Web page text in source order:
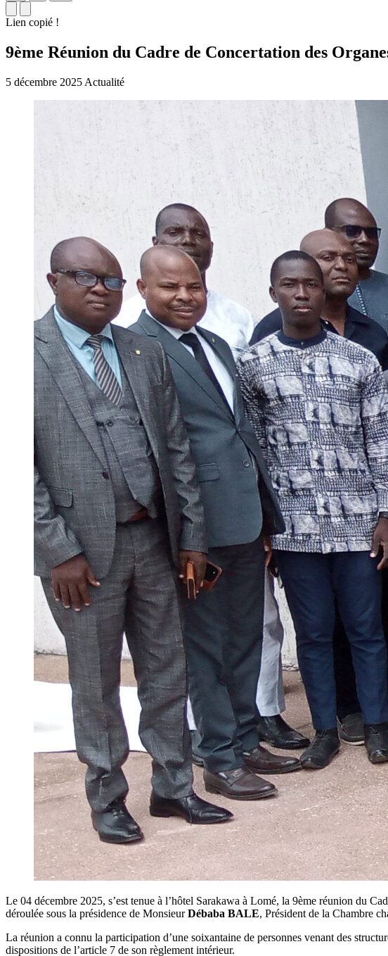
Lien copié !
9ème Réunion du Cadre de Concertation des
5 décembre 2025 Actualité
Le 04 décembre 2025, s’est tenue à l’hôtel Sarakawa à Lomé, la 9ème réunion du
déroulée sous la présidence de MonsieurDébaba BALE, Président de la Chambre
La réunion a connu la participation d’une soixantaine de personnes venant des
dispositions de l’article 7 de son règlement intérieur.